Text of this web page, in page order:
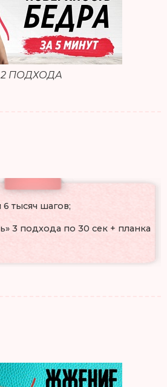
2 ПОДХОДА
тысяч шагов;
3 подхода по 30 сек + планка